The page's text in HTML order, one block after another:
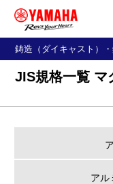
鋳造（ダイキャスト）
JIS規格一覧 マ
お役立ち情報TOP
鋳造用語集
アル